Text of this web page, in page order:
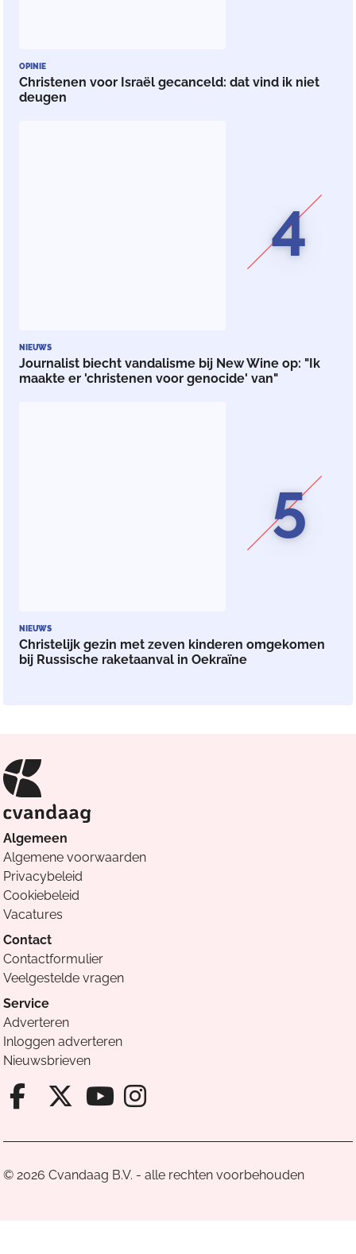
OPINIE
Christenen voor Israël gecanceld: dat vind ik niet
deugen
4
NIEUWS
Journalist biecht vandalisme bij New Wine op: "Ik
maakte er 'christenen voor genocide' van"
5
NIEUWS
Christelijk gezin met zeven kinderen omgekomen
bij Russische raketaanval in Oekraïne
Algemeen
Algemene voorwaarden
Privacybeleid
Cookiebeleid
Vacatures
Contact
Contactformulier
Veelgestelde vragen
Service
Adverteren
Inloggen adverteren
Nieuwsbrieven
Facebook van Cvandaag
X van Cvandaag
Instagram van
© 2026 Cvandaag B.V. - alle rechten voorbehouden